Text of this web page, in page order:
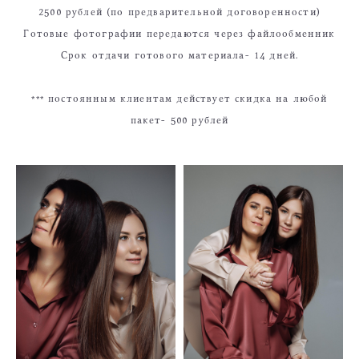
2500 рублей (по предварительной договоренности)
Готовые фотографии передаются через файлообменник
Срок отдачи готового материала- 14 дней.
*** постоянным клиентам действует скидка на любой
пакет- 500 рублей